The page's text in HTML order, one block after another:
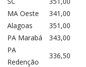
MA Oeste
341,00
Alagoas
351,00
PA Marabá
343,00
PA
Redenção
336,50